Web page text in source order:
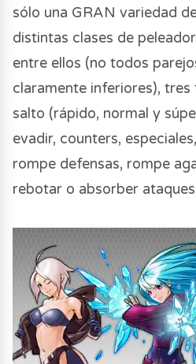
https://www.snk-corp.co.jp/
©SNK CORPORATION
RESERVED.
sólo una GRAN variedad
distintas clases de
entre ellos (no todos
claramente inferiores),
salto (rápido, normal y
evadir, counters,
rompe defensas, rompe
rebotar o absorber